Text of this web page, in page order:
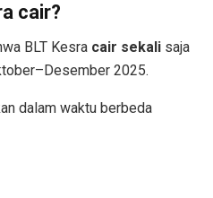
cair?
BLT Kesra cair sekali saja
2025.
dalam waktu berbeda